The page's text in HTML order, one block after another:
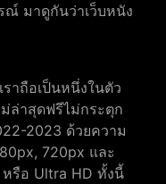
มาดูกันว่าเว็บหนัง
ราถือเป็นหนึ่งในตัว
ล่าสุดฟรีไม่กระตุก
2023 ด้วยความ
720px และ
หรือ Ultra HD ทั้งนี้